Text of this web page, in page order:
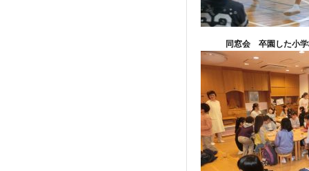
同窓会 卒園した小学校